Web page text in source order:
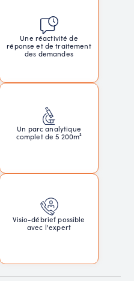
Une réactivité de
réponse et de traitement
des demandes
Un parc analytique
complet de 5 200m²
Visio-débrief possible
avec l'expert